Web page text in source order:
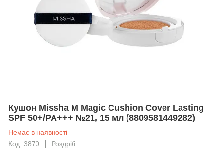
Кушон Missha M Magic Cushion Cover Lasting
SPF 50+/PA+++ №21, 15 мл (8809581449282)
Немає в наявності
Код: 3870
Роздріб